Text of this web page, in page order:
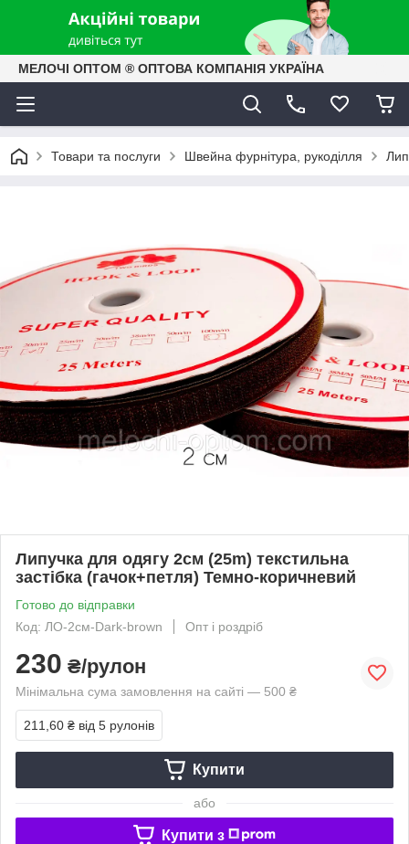
МЕЛОЧІ ОПТОМ ® ОПТОВА КОМПАНІЯ УКРАЇНА
Товари та послуги Швейна фурнітура, рукоділля
Липучка для одягу 2см (25m) текстильна
застібка (гачок+петля) Темно-коричневий
Готово до відправки
Код: ЛО-2см-Dark-brown
Опт і роздріб
230 ₴/рулон
Мінімальна сума замовлення на сайті — 500 ₴
211,60 ₴ від 5 рулонів
Купити
або
Купити з